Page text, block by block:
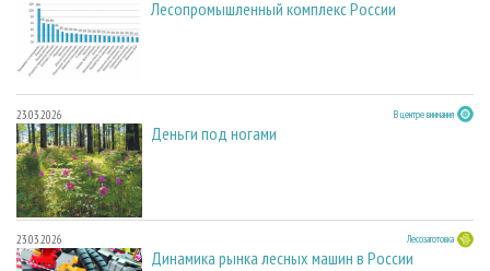
Лесопромышленный комплекс России
23.03.2026 В центре внимания
Деньги под ногами
23.03.2026 Лесозаготовка
Динамика рынка лесных машин в России